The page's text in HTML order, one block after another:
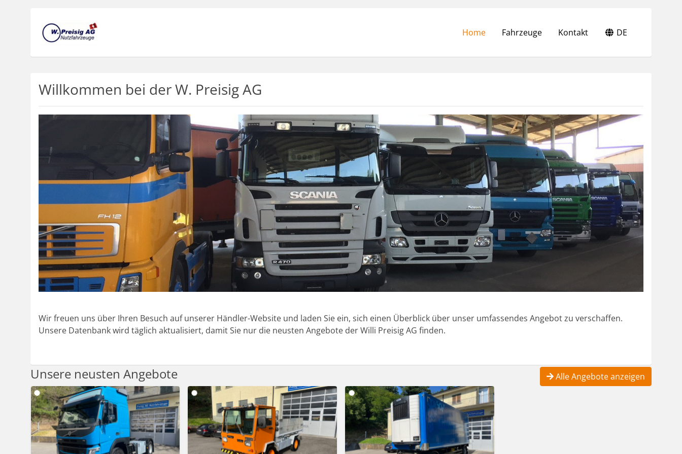
Home Fahrzeuge Kontakt DE
Willkommen bei der W. Preisig AG
Wir freuen uns über Ihren Besuch auf unserer Händler-Website und laden Sie ein, sich einen Überblick über unser umfassendes Angebot zu verschaffen.
Unsere Datenbank wird täglich aktualisiert, damit Sie nur die neusten Angebote der Willi Preisig AG finden.
Unsere neusten Angebote Alle Angebote anzeigen